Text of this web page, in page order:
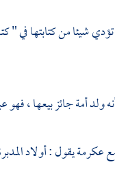
شيئا من كتابتها في "
ولد أمة جائز بيعها ،
عكرمةيقول : أولاد